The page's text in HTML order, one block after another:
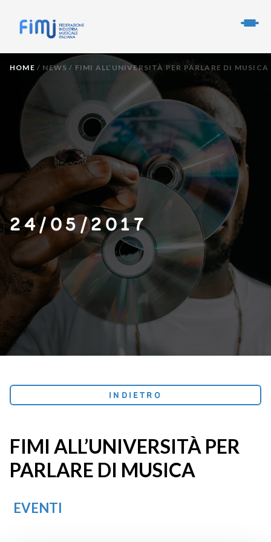
HOME / NEWS / FIMI ALL’UNIVERSITÀ PER PARLARE DI MUSICA
24/05/2017
INDIETRO
FIMI ALL’UNIVERSITÀ PER
PARLARE DI MUSICA
EVENTI